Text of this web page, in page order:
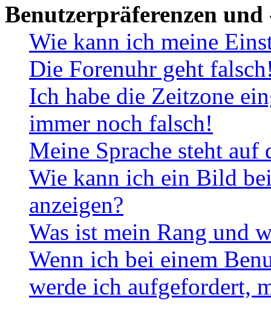
Benutzerpräferenzen und
Wie kann ich meine
Die Forenuhr geht
Ich habe die Zeitzone
immer noch falsch!
Meine Sprache steht
Wie kann ich ein Bild
anzeigen?
Was ist mein Rang und
Wenn ich bei einem
werde ich aufgefordert,